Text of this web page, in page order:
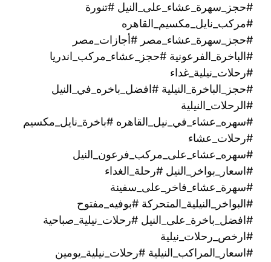
#حجز_سهرة_عشاء_على_النيل #تنورة
#مركب_نايل_مكسيم_القاهره
#حجز_سهرة_عشاء_مصر #أجازات_مصر
#الباخرة_الفرعونية #حجز_عشاء_مركب_اندريا
#رحلات_نيلية_غداء
#حجز_الباخرة_النيلية #افضل_باخره_في_النيل
#الرحلات_النيلية
#سهره_عشاء_في_نيل_القاهره‏ #باخرة_نايل_مكسيم
#رحلات_عشاء
#سهره_عشاء_على_مركب_فرعون_النيل
#اسعار_بواخر_النيل #رحلة_الغداء
#سهرة_عشاء_فاخر_على_سفينة
#البواخر_النيلية_المتحركة #بوفيه_مفتوح
#افضل_باخرة_على_النيل #رحلات_نيلية_صباحية
#ارخص_رحلات_نيلية
#اسعار_المراكب_النيلية #رحلات_نيلية_يومين